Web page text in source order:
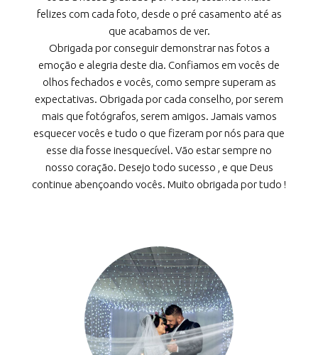
felizes com cada foto, desde o pré casamento até as
que acabamos de ver.
Obrigada por conseguir demonstrar nas fotos a
emoção e alegria deste dia. Confiamos em vocês de
olhos fechados e vocês, como sempre superam as
expectativas. Obrigada por cada conselho, por serem
mais que fotógrafos, serem amigos. Jamais vamos
esquecer vocês e tudo o que fizeram por nós para que
esse dia fosse inesquecível. Vão estar sempre no
nosso coração. Desejo todo sucesso , e que Deus
continue abençoando vocês. Muito obrigada por tudo !